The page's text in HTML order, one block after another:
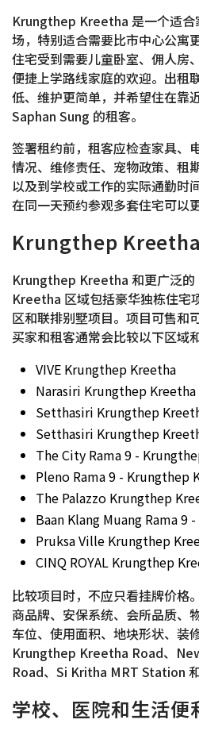
Krungthep Kreetha 是一个适合
场，特别适合需要比市中心公寓
住宅受到需要儿童卧室、佣人房
便捷上学路线家庭的欢迎。出租
低、维护更简单，并希望住在靠
Saphan Sung 的租客。
签署租约前，租客应检查家具、
情况、维修责任、宠物政策、租
以及到学校或工作的实际通勤时
在同一天预约参观多套住宅可以
Krungthep Kreetha
Krungthep Kreetha 和更广泛
Kreetha 区域包括豪华独栋住宅
区和联排别墅项目。项目可售和
买家和租客通常会比较以下区域
VIVE Krungthep Kreetha
Narasiri Krungthep Kreetha
Setthasiri Krungthep
Setthasiri Krungthep
The City Rama 9 -
Pleno Rama 9 - Krungthep
The Palazzo Krungthep
Baan Klang Muang Rama 9
Pruksa Ville Krungthep
CINQ ROYAL Krungthep
比较项目时，不应只看挂牌价格
商品牌、安保系统、会所品质、
车位、使用面积、地块形状、装
Krungthep Kreetha Road、
Road、Si Kritha MRT Station
学校、医院和生活便